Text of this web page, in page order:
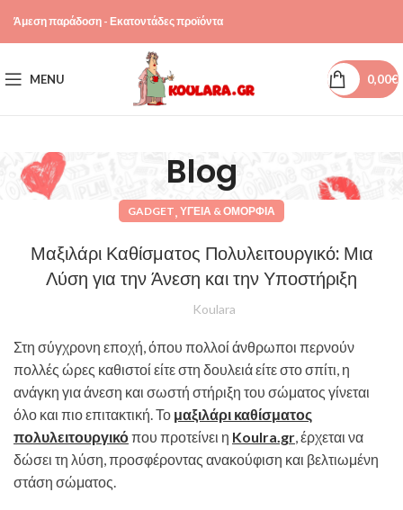
Άμεση παράδοση - Εκατοντάδες προϊόντα
MENU 0,00€
Blog
GADGET, ΥΓΕΊΑ & ΟΜΟΡΦΙΆ
Μαξιλάρι Καθίσματος Πολυλειτουργικό: Μια
Λύση για την Άνεση και την Υποστήριξη
Koulara
Στη σύγχρονη εποχή, όπου πολλοί άνθρωποι περνούν
πολλές ώρες καθιστοί είτε στη δουλειά είτε στο σπίτι, η
ανάγκη για άνεση και σωστή στήριξη του σώματος γίνεται
όλο και πιο επιτακτική. Το μαξιλάρι καθίσματος
πολυλειτουργικόπου προτείνει η Koulra.gr, έρχεται να
δώσει τη λύση, προσφέροντας ανακούφιση και βελτιωμένη
στάση σώματος.